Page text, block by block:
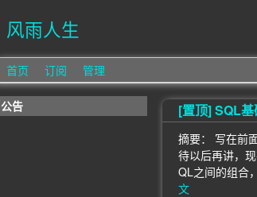
风雨人生
首页 订阅 管理
[置顶]SQL基
摘要： 写在前
待以后再讲，
QL之间的组合
文
公告